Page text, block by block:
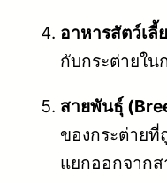
อาหารสัตว์เลี้
กับกระต่ายใน
สายพันธุ์
ของกระต่าย
แยกออกจาก